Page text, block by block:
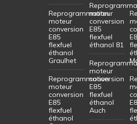
Reprogrammation
moteur
conversion
E85
flexfuel
éthanol
Graulhet
Reprogrammation
moteur
conversion
E85
flexfuel
éthanol
moteur
conversion
E85
flexfuel
éthanol 81
moteur
conversion
E85
flexfuel
éthanol
Auch